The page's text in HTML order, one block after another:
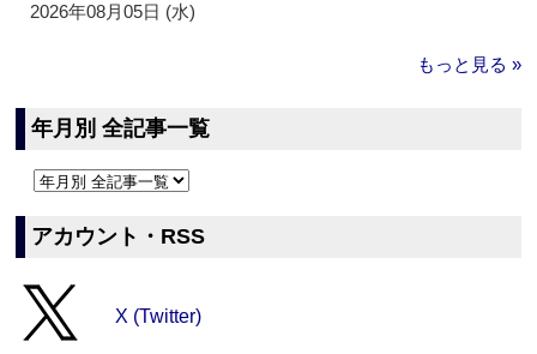
2026年08月05日 (水)
もっと見る »
年月別 全記事一覧
アカウント・RSS
X (Twitter)